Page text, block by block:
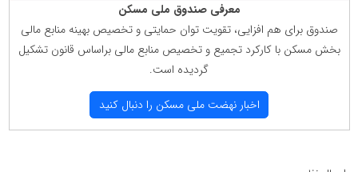
معرفی صندوق ملی مسكن
صندوق برای هم افزایی، تقویت توان حمایتی و تخصیص بهینه منابع مالی
بخش مسكن با كاركرد تجمیع و تخصیص منابع مالی براساس قانون تشكیل
گردیده است.
اخبار نهضت ملی مسكن را دنبال كنید